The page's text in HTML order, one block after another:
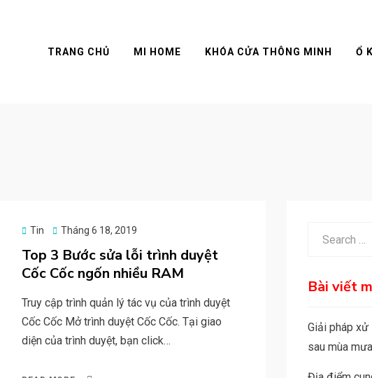
TRANG CHỦ MI HOME KHÓA CỬA THÔNG MINH Ổ
Tin
Posted
Tháng 6 18, 2019
Top 3 Bước sửa lỗi trình duyệt
Cốc Cốc ngốn nhiều RAM
Truy cập trình quản lý tác vụ của trình duyệt
Cốc Cốc Mở trình duyệt Cốc Cốc. Tại giao
diện của trình duyệt, bạn click…
Bài viết
Giải pháp xử
sau mùa mưa